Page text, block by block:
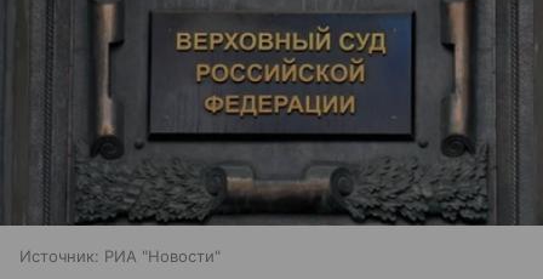
Источник: РИА "Новости"